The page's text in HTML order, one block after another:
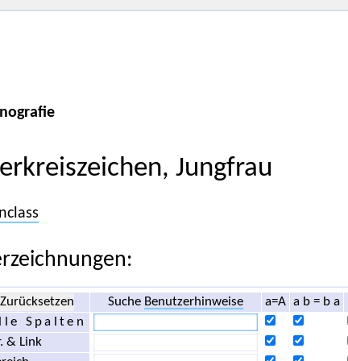
Jungfrau
Zurücksetzen Suche Benutzerhinweise a=A a b = b a
Spalten
& Link